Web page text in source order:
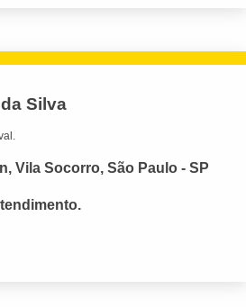
Silva
Vila Socorro, São Paulo - SP